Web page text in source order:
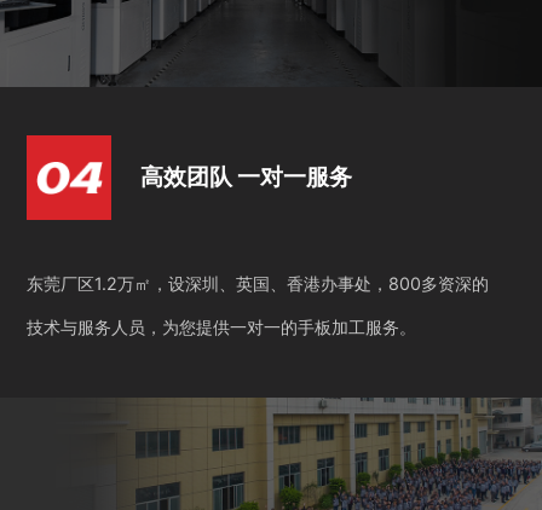
高效团队 一对一服务
东莞厂区1.2万㎡，设深圳、英国、香港办事处，800多资深的
技术与服务人员，为您提供一对一的手板加工服务。